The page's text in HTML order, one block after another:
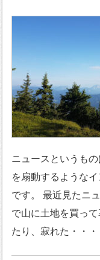
ニュースというも
を扇動するような
です。 最近見たニ
で山に土地を買っ
たり、寂れた・・・